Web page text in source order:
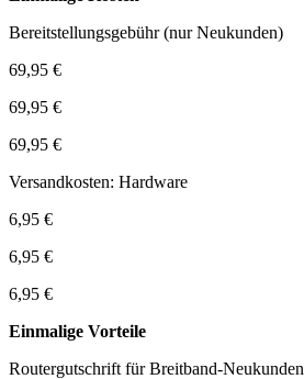
Bereitstellungsgebühr (nur Neukunden)
69,95 €
69,95 €
69,95 €
Versandkosten: Hardware
6,95 €
6,95 €
6,95 €
Einmalige Vorteile
Routergutschrift für Breitband-Neukunden